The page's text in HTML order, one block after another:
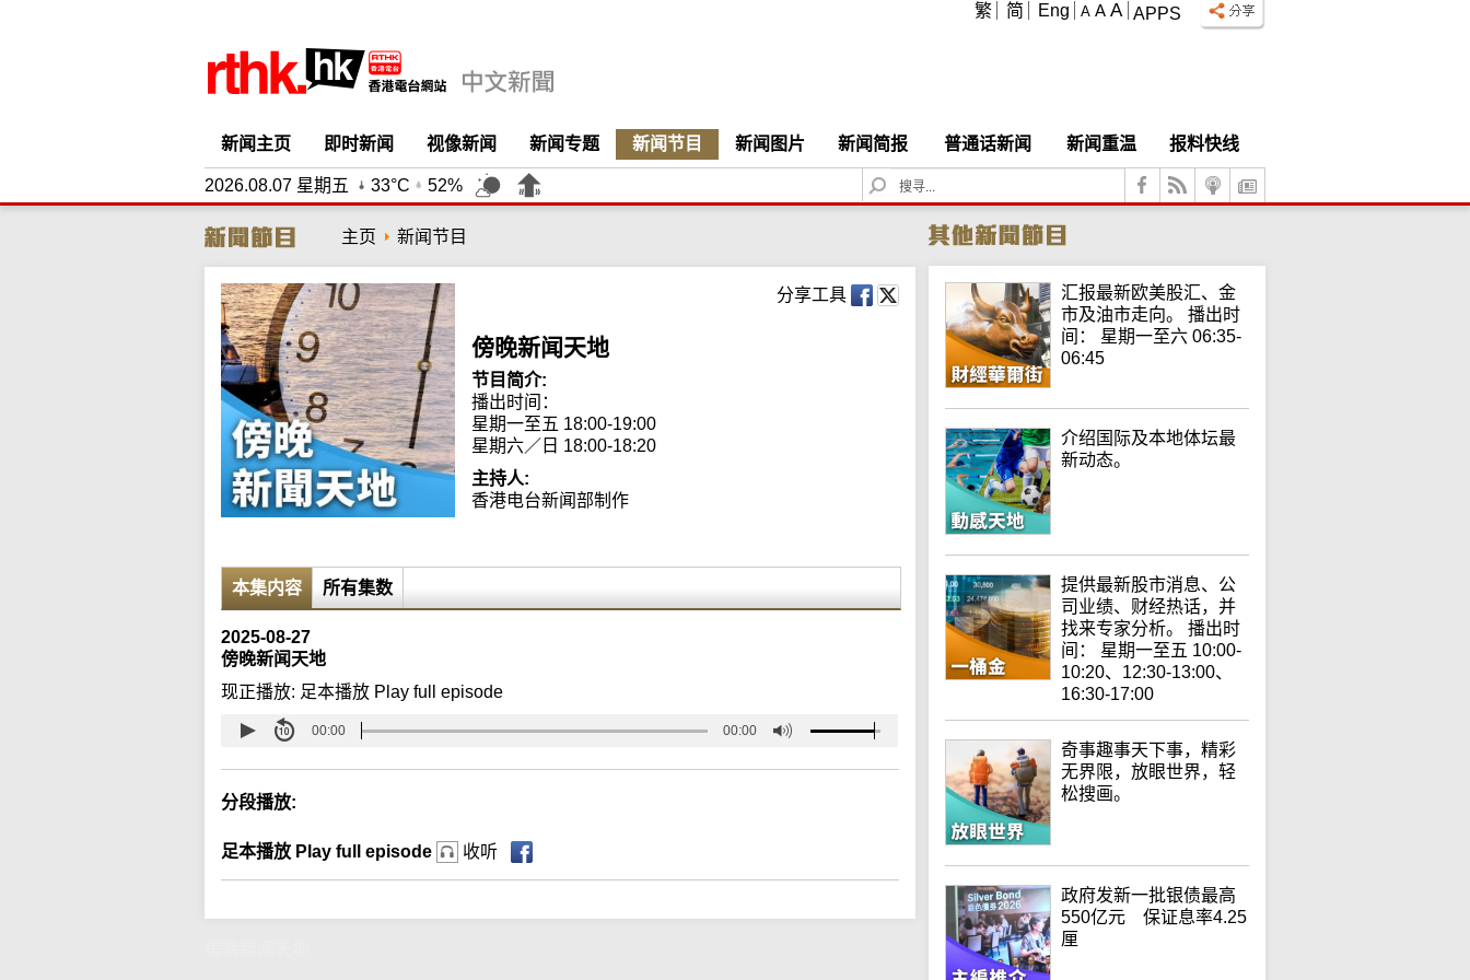
APPS
A A A
繁 简 Eng
新闻主页 即时新闻 视像新闻 新闻专题 新闻节目 新闻图片 新闻简报 普通话新闻 新闻重温 报料快线
2026.08.07 星期五 33°C 52%
S
e
c
h
主页 新闻节目
分享工具
傍晚新闻天地
节目简介:
播出时间：
星期一至五 18:00-19:00
星期六／日 18:00-18:20
主持人:
香港电台新闻部制作
本集内容 所有集数
2025-08-27
傍晚新闻天地
现正播放: 足本播放 Play full episode
00:00 00:00
分段播放:
足本播放 Play full episode 收听
汇报最新欧美股汇、金
市及油市走向。 播出时
间： 星期一至六 06:35-
06:45
介绍国际及本地体坛最
新动态。
提供最新股市消息、公
司业绩、财经热话，并
找来专家分析。 播出时
间： 星期一至五 10:00-
10:20、12:30-13:00、
16:30-17:00
奇事趣事天下事，精彩
无界限，放眼世界，轻
松搜画。
政府发新一批银债最高
550亿元 保证息率4.25
厘